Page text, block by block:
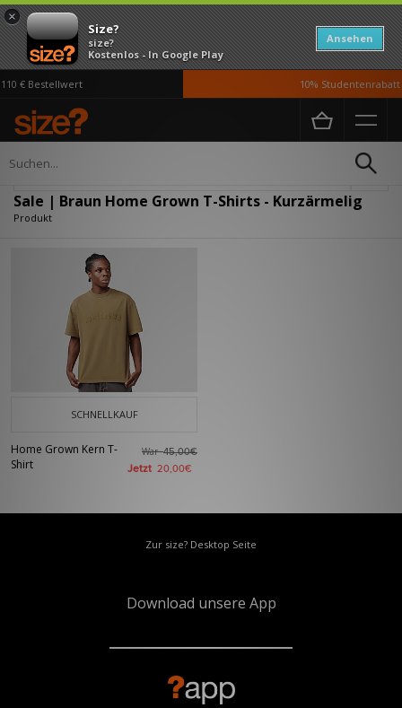
×
Size?
size?
Kostenlos - In Google Play
Ansehen
€ Bestellwert 10% Studentenrabatt
Home Herren
Sale | Braun Home Grown T-Shirts - Kurzärmelig
Produkt
SCHNELLKAUF
Home Grown Kern T-
Shirt
War45,00€
Jetzt 20,00€
Zur size? Desktop Seite
Download unsere App